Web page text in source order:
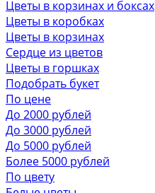
Цветы в корзинах и боксах
Цветы в коробках
Цветы в корзинах
Сердце из цветов
Цветы в горшках
Подобрать букет
По цене
До 2000 рублей
До 3000 рублей
До 5000 рублей
Более 5000 рублей
По цвету